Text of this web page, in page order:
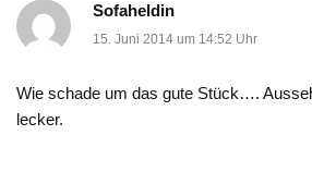
Sofaheldin
15. Juni 2014 um 14:52 Uhr
Wie schade um das gute Stück….
lecker.